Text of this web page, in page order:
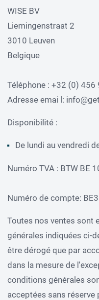
WISE BV
Liemingenstraat 2
3010 Leuven
Belgique
Téléphone : +32 (0) 456
Adresse emai l:
Disponibilité :
De lundi au vendredi
Numéro TVA : BTW BE
Numéro de compte:
Toutes nos ventes sont
générales indiquées ci-
être dérogé que par
dans la mesure de
conditions générales
acceptées sans réserve